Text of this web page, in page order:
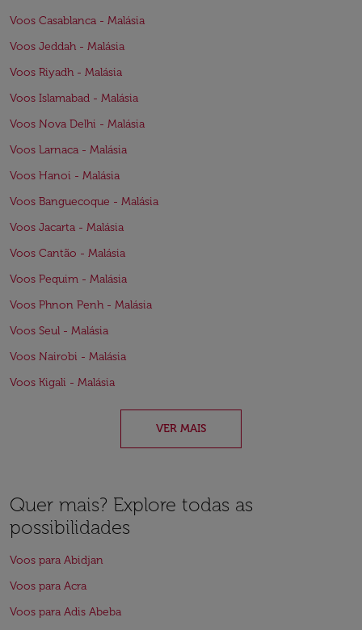
Voos Casablanca - Malásia
Voos Jeddah - Malásia
Voos Riyadh - Malásia
Voos Islamabad - Malásia
Voos Nova Delhi - Malásia
Voos Larnaca - Malásia
Voos Hanoi - Malásia
Voos Banguecoque - Malásia
Voos Jacarta - Malásia
Voos Cantão - Malásia
Voos Pequim - Malásia
Voos Phnon Penh - Malásia
Voos Seul - Malásia
Voos Nairobi - Malásia
Voos Kigali - Malásia
VER MAIS
Quer mais? Explore todas as
possibilidades
Voos para Abidjan
Voos para Acra
Voos para Adis Abeba